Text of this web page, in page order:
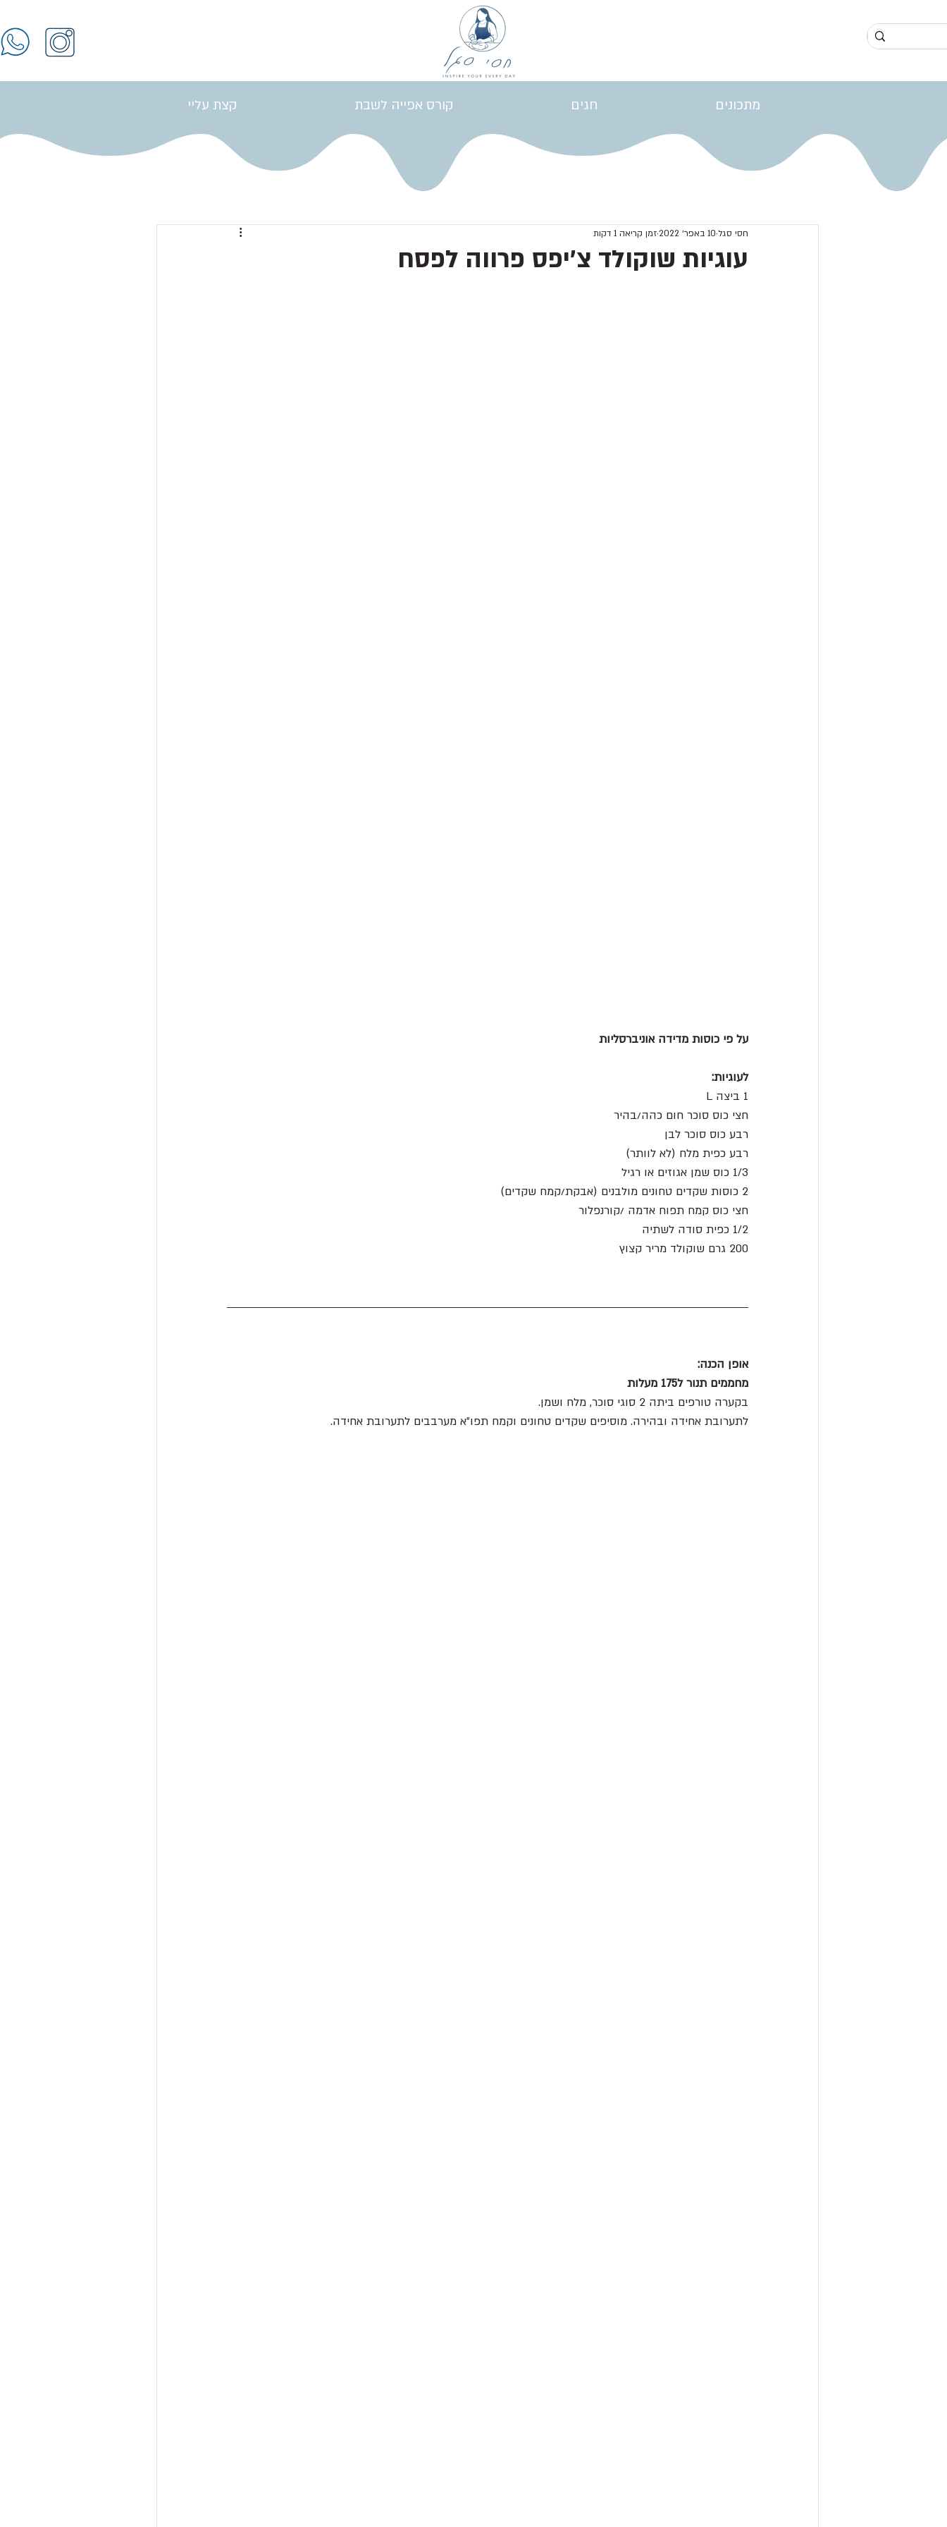
מתכונים חגים קורס אפייה לשבת קצת עליי
עוגיות שוקולד צ’יפס פרווה לפסח
חסי סגל 10 באפר׳ 2022 זמן קריאה 1 דקות
על פי כוסות מדידה אוניברסליות
לעוגיות:
1 ביצה L
חצי כוס סוכר חום כהה/בהיר
רבע כוס סוכר לבן
רבע כפית מלח (לא לוותר)
1/3 כוס שמן אגוזים או רגיל
2 כוסות שקדים טחונים מולבנים (אבקת/קמח שקדים)
חצי כוס קמח תפוח אדמה /קורנפלור
1/2 כפית סודה לשתיה
200 גרם שוקולד מריר קצוץ
אופן הכנה:
מחממים תנור ל175 מעלות
בקערה טורפים ביתה 2 סוגי סוכר, מלח ושמן.
לתערובת אחידה ובהירה. מוסיפים שקדים טחונים וקמח תפו״א מערבבים לתערובת אחידה.